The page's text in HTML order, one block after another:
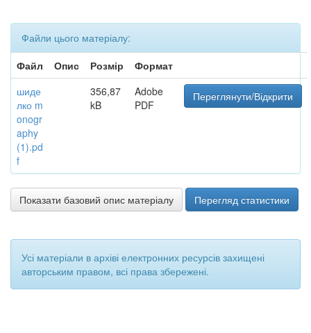
Файли цього матеріалу:
Файл
Опис Розмір
Формат
шиде
лко m
onogr
aphy
(1).pd
f
356,87
kB
Adobe
PDF
Переглянути/Відкрити
Показати базовий опис матеріалу Перегляд статистики
Усі матеріали в архіві електронних ресурсів захищені
авторським правом, всі права збережені.